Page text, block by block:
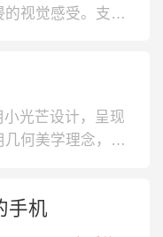
视觉感受。支持4
杜比全景声，带
、荣耀 大电池手
光芒设计，呈现
何美学理念，拥
更快更安全。搭
手机运行速度。
手机